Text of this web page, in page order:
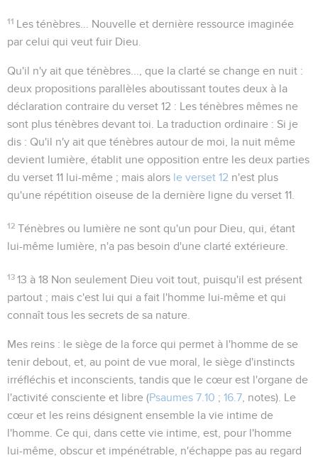
11 Les ténèbres...
Nouvelle et dernière ressource imaginée
par celui qui veut fuir Dieu.
Qu'il n'y ait que ténèbres..., que la clarté se change en nuit :
deux propositions parallèles aboutissant toutes deux à la
déclaration contraire du verset 12 : Les ténèbres mêmes ne
sont plus ténèbres devant toi . La traduction ordinaire : Si je
dis : Qu'il n'y ait que ténèbres autour de moi, la nuit même
devient lumière , établit une opposition entre les deux parties
du verset 11 lui-même ; mais alors le verset 12 n'est plus
qu'une répétition oiseuse de la dernière ligne du verset 11.
12 Ténèbres ou lumière ne sont qu'un pour Dieu, qui, étant
lui-même lumière, n'a pas besoin d'une clarté extérieure.
13 13 à 18 Non seulement Dieu voit tout, puisqu'il est présent
partout ; mais c'est lui qui a fait l'homme lui-même et qui
connaît tous les secrets de sa nature.
Mes reins : le siège de la force qui permet à l'homme de se
tenir debout, et, au point de vue moral, le siège d'instincts
irréfléchis et inconscients, tandis que le cœur est l'organe de
l'activité consciente et libre (Psaumes 7.10 ; 16.7 , notes). Le
cœur et les reins désignent ensemble la vie intime de
l'homme. Ce qui, dans cette vie intime, est, pour l'homme
lui-même, obscur et impénétrable, n'échappe pas au regard